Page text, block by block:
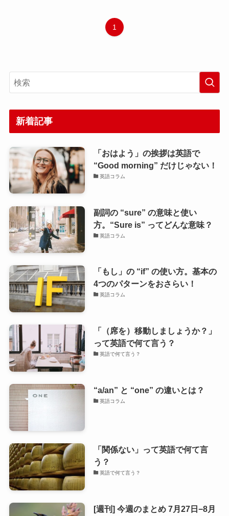
1
新着記事
「おはよう」の挨拶は英語で
“Good morning” だけじゃない！
英語コラム
副詞の “sure” の意味と使い
方。“Sure is” ってどんな意味？
英語コラム
「もし」の “if” の使い方。基本の
4つのパターンをおさらい！
英語コラム
「（席を）移動しましょうか？」
って英語で何て言う？
英語で何て言う？
“a/an” と “one” の違いとは？
英語コラム
「関係ない」って英語で何て言
う？
英語で何て言う？
[週刊] 今週のまとめ 7月27日−8月